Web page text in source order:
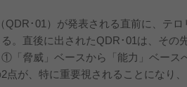
QDR･01）が発表される直前に、テ
。直後に出されたQDR･01は、その
①「脅威」ベースから「能力」ベー
が、特に重要視されることになり